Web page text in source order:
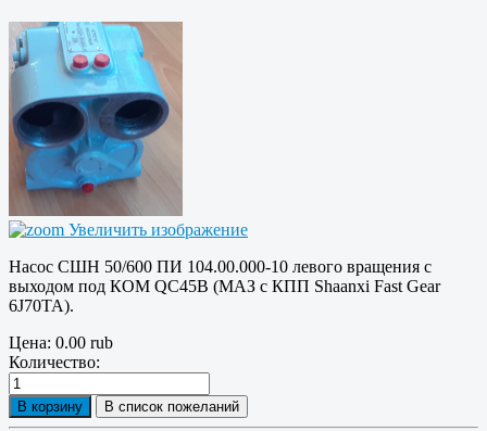
Увеличить изображение
Насос СШН 50/600 ПИ 104.00.000-10 левого вращения с
выходом под КОМ QC45B (МАЗ с КПП Shaanxi Fast Gear
6J70TA).
Цена: 0.00 rub
Количество: